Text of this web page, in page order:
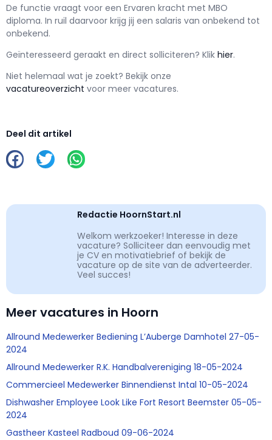
De functie vraagt voor een Ervaren kracht met MBO
diploma. In ruil daarvoor krijg jij een salaris van onbekend tot
onbekend.
Geïnteresseerd geraakt en direct solliciteren? Klik hier.
Niet helemaal wat je zoekt? Bekijk onze
vacatureoverzicht voor meer vacatures.
Deel dit artikel
Redactie HoornStart.nl
Welkom werkzoeker! Interesse in deze
vacature? Solliciteer dan eenvoudig met
je CV en motivatiebrief of bekijk de
vacature op de site van de adverteerder.
Veel succes!
Meer vacatures in Hoorn
Allround Medewerker Bediening L’Auberge Damhotel 27-05-
2024
Allround Medewerker R.K. Handbalvereniging 18-05-2024
Commercieel Medewerker Binnendienst Intal 10-05-2024
Dishwasher Employee Look Like Fort Resort Beemster 05-05-
2024
Gastheer Kasteel Radboud 09-06-2024